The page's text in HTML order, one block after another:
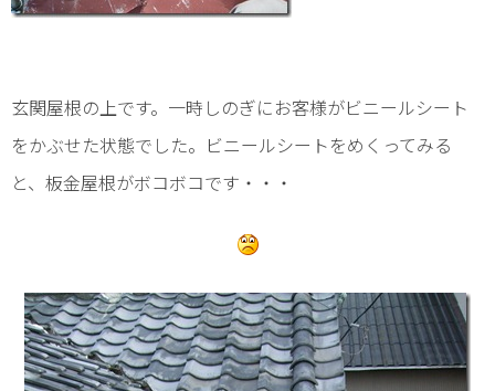
玄関屋根の上です。一時しのぎにお客様がビニールシート
をかぶせた状態でした。ビニールシートをめくってみる
と、板金屋根がボコボコです・・・